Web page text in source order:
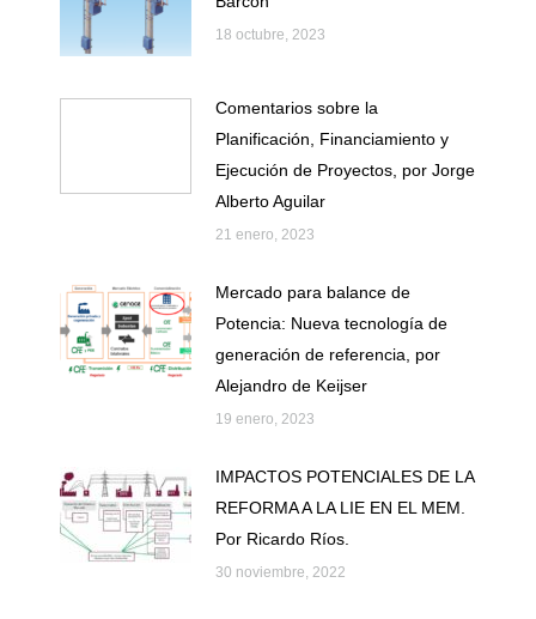
18 octubre, 2023
Comentarios sobre la
Planificación, Financiamiento y
Ejecución de Proyectos, por Jorge
Alberto Aguilar
21 enero, 2023
Mercado para balance de
Potencia: Nueva tecnología de
generación de referencia, por
Alejandro de Keijser
19 enero, 2023
IMPACTOS POTENCIALES DE LA
REFORMA A LA LIE EN EL MEM.
Por Ricardo Ríos.
30 noviembre, 2022